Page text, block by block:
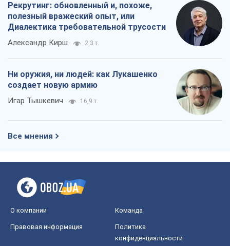
Рекрутинг: обновленный и, похоже,
полезный вражеский опыт, или
Диалектика требовательной трусости
Александр Кирш 2,3 т.
Ни оружия, ни людей: как Лукашенко
создает новую армию
Игар Тышкевич 16,9 т.
Все мнения
О компании Команда
Правовая информация
Политика
конфиденциальности